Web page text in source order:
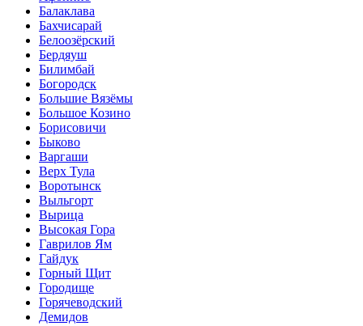
Балаклава
Бахчисарай
Белоозёрский
Бердяуш
Билимбай
Богородск
Большие Вязёмы
Большое Козино
Борисовичи
Быково
Варгаши
Верх Тула
Воротынск
Выльгорт
Вырица
Высокая Гора
Гаврилов Ям
Гайдук
Горный Щит
Городище
Горячеводский
Демидов